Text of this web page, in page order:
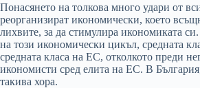
Понасянето на толкова много удари от
реорганизират икономически, което
лихвите, за да стимулира икономиката
на този икономически цикъл, средната
средната класа на ЕС, отколкото преди
икономисти сред елита на ЕС. В
такива хора.